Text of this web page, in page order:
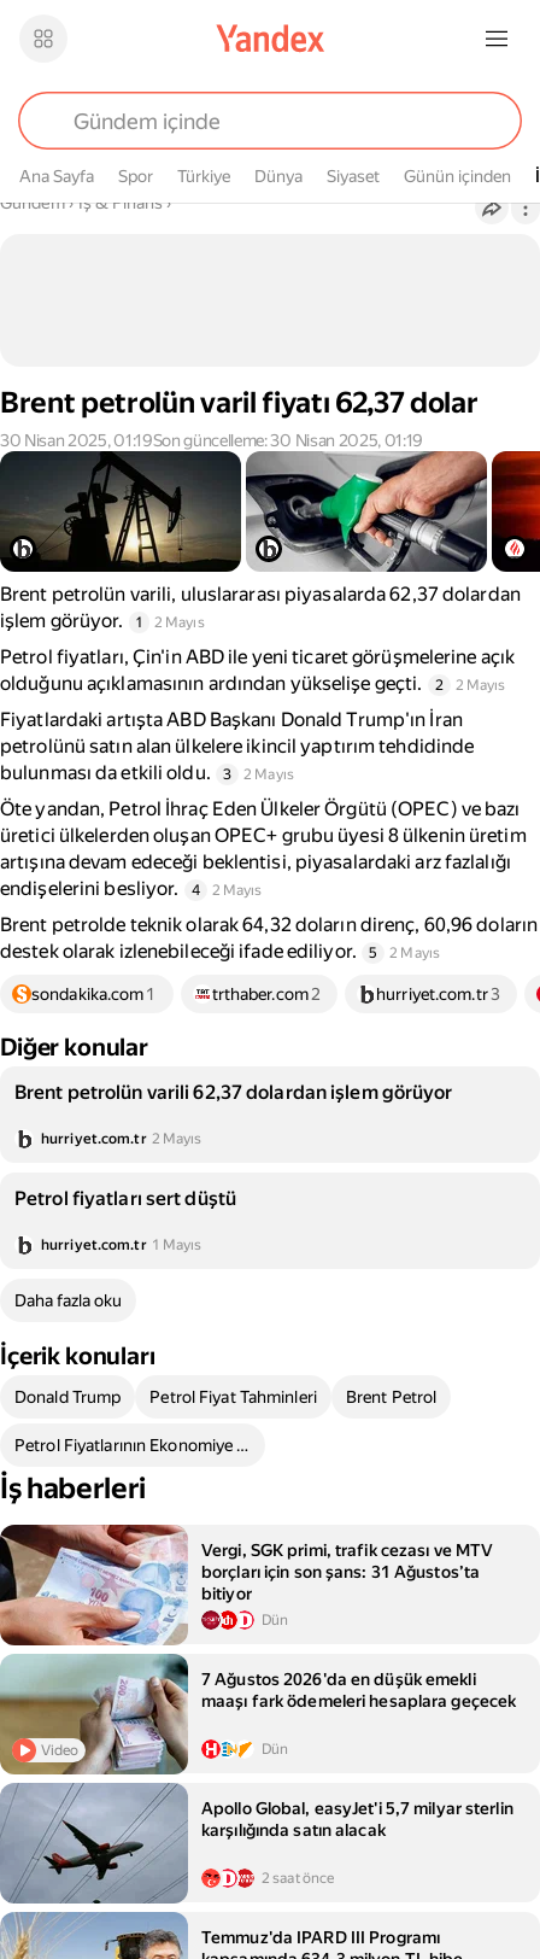
Ana Sayfa Spor Türkiye Dünya Siyaset Günün içinden
Buradasın
Gündem› İş & Finans›
Brent petrolün varil fiyatı 62,37 dolar
30 Nisan 2025, 01:19Son güncelleme: 30 Nisan 2025, 01:19
Brent petrolün varili, uluslararası piyasalarda 62,37 dolardan
işlem görüyor.
1 2 Mayıs
Petrol fiyatları, Çin'in ABD ile yeni ticaret görüşmelerine açık
olduğunu açıklamasının ardından yükselişe geçti.
2 2 Mayıs
Fiyatlardaki artışta ABD Başkanı Donald Trump'ın İran
petrolünü satın alan ülkelere ikincil yaptırım tehdidinde
bulunması da etkili oldu.
3 2 Mayıs
Öte yandan, Petrol İhraç Eden Ülkeler Örgütü (OPEC) ve bazı
üretici ülkelerden oluşan OPEC+ grubu üyesi 8 ülkenin üretim
artışına devam edeceği beklentisi, piyasalardaki arz fazlalığı
endişelerini besliyor.
4 2 Mayıs
Brent petrolde teknik olarak 64,32 doların direnç, 60,96 doların
destek olarak izlenebileceği ifade ediliyor.
5 2 Mayıs
sondakika.com1 trthaber.com2 hurriyet.com.tr3
Diğer konular
Brent petrolün varili 62,37 dolardan işlem görüyor
hurriyet.com.tr 2 Mayıs
Petrol fiyatları sert düştü
hurriyet.com.tr 1 Mayıs
Daha fazla oku
İçerik konuları
Donald Trump Petrol Fiyat Tahminleri Brent Petrol
Petrol Fiyatlarının Ekonomiye Etkisi
İş haberleri
Vergi, SGK primi, trafik cezası ve MTV
borçları için son şans: 31 Ağustos’ta
bitiyor
Dün
Video
7 Ağustos 2026'da en düşük emekli
maaşı fark ödemeleri hesaplara geçecek
Dün
Apollo Global, easyJet'i 5,7 milyar sterlin
karşılığında satın alacak
2 saat önce
Temmuz'da IPARD III Programı